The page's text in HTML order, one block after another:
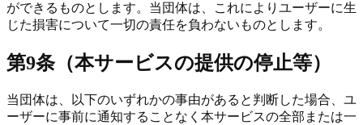
ができるものとします。当団体は、これによりユーザーに生
じた損害について一切の責任を負わないものとします。
第9条（本サービスの提供の停止等）
当団体は、以下のいずれかの事由があると判断した場合、ユ
ーザーに事前に通知することなく本サービスの全部または一